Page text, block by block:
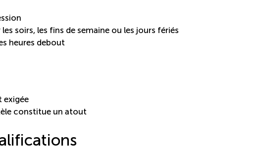
soirs, les fins de semaine ou les jours fériés
heures debout
exigée
constitue un atout